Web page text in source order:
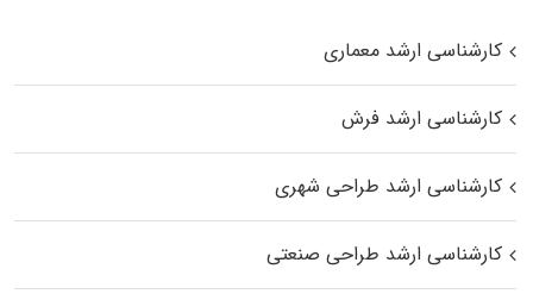
کارشناسی ارشد معماری
کارشناسی ارشد فرش
کارشناسی ارشد طراحی شهری
کارشناسی ارشد طراحی صنعتی